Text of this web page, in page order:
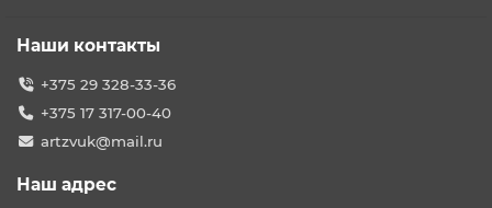
Наши контакты
+375 29 328-33-36
+375 17 317-00-40
artzvuk@mail.ru
Наш адрес